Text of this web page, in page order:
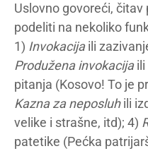
Uslovno govoreći,
podeliti na nekoliko
1) Invokacijaili
Produžena invokacijaili
pitanja (Kosovo! To je
Kazna za neposluhili
velike i strašne, itd); 4)
patetike (Pećka